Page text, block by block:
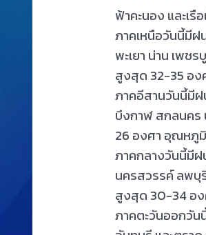
ฟ้าคะนอง และเรื
ภาคเหนือวันนี้มีฝ
พะเยา น่าน เพ
สูงสุด 32-35 อง
ภาคอีสานวันนี้มี
บึงกาฬ สกลนคร
26 องศา อุณหภู
ภาคกลางวันนี้มี
นครสวรรค์ ลพ
สูงสุด 30-34 อ
ภาคตะวันออกวั